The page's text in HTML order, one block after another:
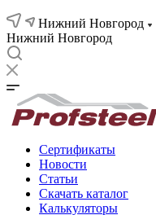
Нижний Новгород
Нижний Новгород
Сертификаты
Новости
Статьи
Скачать каталог
Калькуляторы